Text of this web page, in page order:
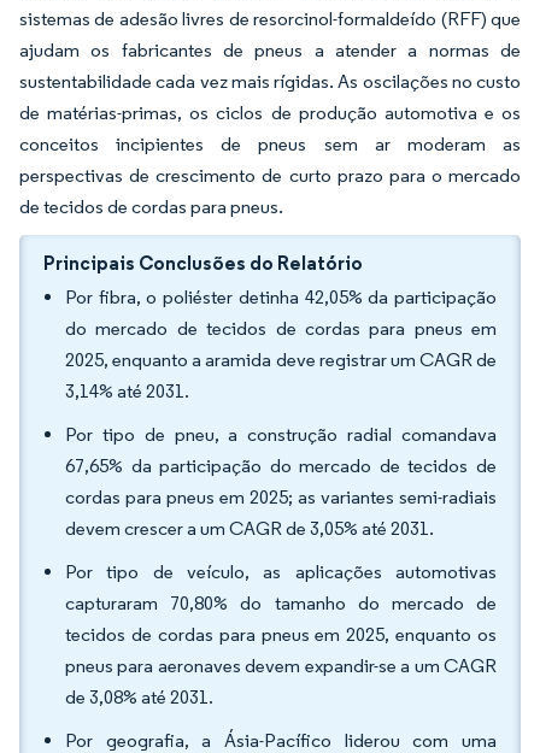
sistemas de adesão livres de resorcinol-formaldeído (RFF) que
ajudam os fabricantes de pneus a atender a normas de
sustentabilidade cada vez mais rígidas. As oscilações no custo
de matérias-primas, os ciclos de produção automotiva e os
conceitos incipientes de pneus sem ar moderam as
perspectivas de crescimento de curto prazo para o mercado
de tecidos de cordas para pneus.
Principais Conclusões do Relatório
Por fibra, o poliéster detinha 42,05% da participação
do mercado de tecidos de cordas para pneus em
2025, enquanto a aramida deve registrar um CAGR de
3,14% até 2031.
Por tipo de pneu, a construção radial comandava
67,65% da participação do mercado de tecidos de
cordas para pneus em 2025; as variantes semi-radiais
devem crescer a um CAGR de 3,05% até 2031.
Por tipo de veículo, as aplicações automotivas
capturaram 70,80% do tamanho do mercado de
tecidos de cordas para pneus em 2025, enquanto os
pneus para aeronaves devem expandir-se a um CAGR
de 3,08% até 2031.
Por geografia, a Ásia-Pacífico liderou com uma